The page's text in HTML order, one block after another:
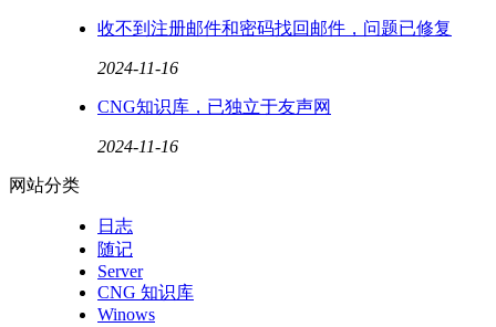
收不到注册邮件和密码找回邮件，问题已修复
2024-11-16
CNG知识库，已独立于友声网
2024-11-16
网站分类
日志
随记
Server
CNG 知识库
Winows